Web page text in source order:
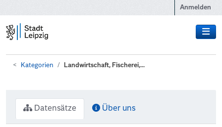
Anmelden
Kategorien Landwirtschaft, Fischerei,...
Datensätze Über uns